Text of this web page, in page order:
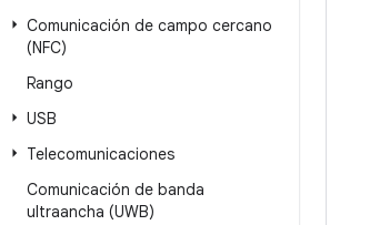
Comunicación de campo cercano
(NFC)
Rango
USB
Telecomunicaciones
Comunicación de banda
ultraancha (UWB)